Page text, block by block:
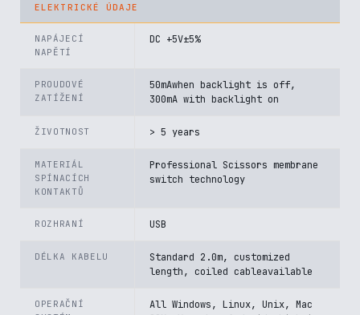
ELEKTRICKÉ ÚDAJE
NAPÁJECÍ
NAPĚTÍ
DC +5V±5%
PROUDOVÉ
ZATÍŽENÍ
50mAwhen backlight is off,
300mA with backlight on
ŽIVOTNOST > 5 years
MATERIÁL
SPÍNACÍCH
KONTAKTŮ
Professional Scissors membrane
switch technology
ROZHRANÍ USB
DÉLKA KABELU
Standard 2.0m, customized
length, coiled cableavailable
OPERAČNÍ
All Windows, Linux, Unix, Mac